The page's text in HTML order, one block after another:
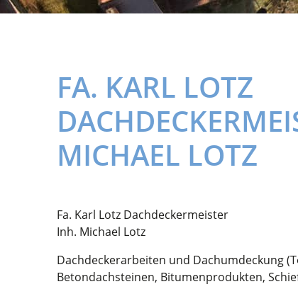
FA. KARL LOTZ
MICHAEL LOTZ
Fa. Karl Lotz Dachdeckermeister
Inh. Michael Lotz
Dachdeckerarbeiten und Dachumdeckung
Betondachsteinen, Bitumenprodukten,